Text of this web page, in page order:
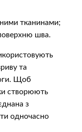
тканинами;
шва.
та
Щоб
створюють
з
одночасно